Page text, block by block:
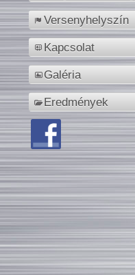
Versenyhelyszín
Kapcsolat
Galéria
Eredmények